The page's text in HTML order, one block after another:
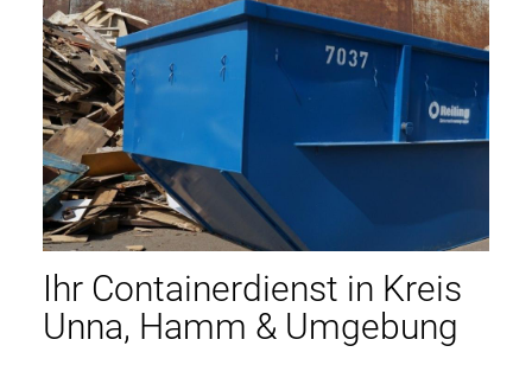
Ihr Containerdienst in Kreis
Unna, Hamm & Umgebung